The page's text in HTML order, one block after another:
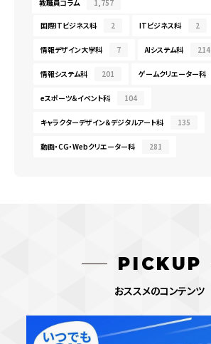
教職員コラム 1,757
国際ITビジネス科 2 ITビジネス科 2
情報デザイン大学科 7 AIシステム科 214
情報システム科 201 ゲームクリエーター科
eスポーツ＆イベント科 104
キャラクターデザイン＆デジタルアート科 135
動画・CG・Webクリエーター科 281
PICKUP
おススメのコンテンツ